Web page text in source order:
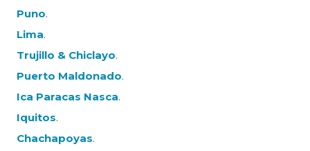
Puno.
Lima.
Trujillo & Chiclayo.
Puerto Maldonado.
Ica Paracas Nasca.
Iquitos.
Chachapoyas.